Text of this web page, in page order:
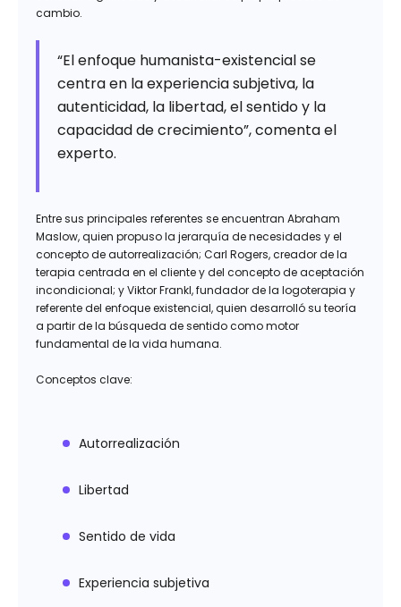
cambio.
“El enfoque humanista-existencial se
centra en la experiencia subjetiva, la
autenticidad, la libertad, el sentido y la
capacidad de crecimiento”, comenta el
experto.
Entre sus principales referentes se encuentran Abraham
Maslow, quien propuso la jerarquía de necesidades y el
concepto de autorrealización; Carl Rogers, creador de la
terapia centrada en el cliente y del concepto de aceptación
incondicional; y Viktor Frankl, fundador de la logoterapia y
referente del enfoque existencial, quien desarrolló su teoría
a partir de la búsqueda de sentido como motor
fundamental de la vida humana.
Conceptos clave:
Autorrealización
Libertad
Sentido de vida
Experiencia subjetiva